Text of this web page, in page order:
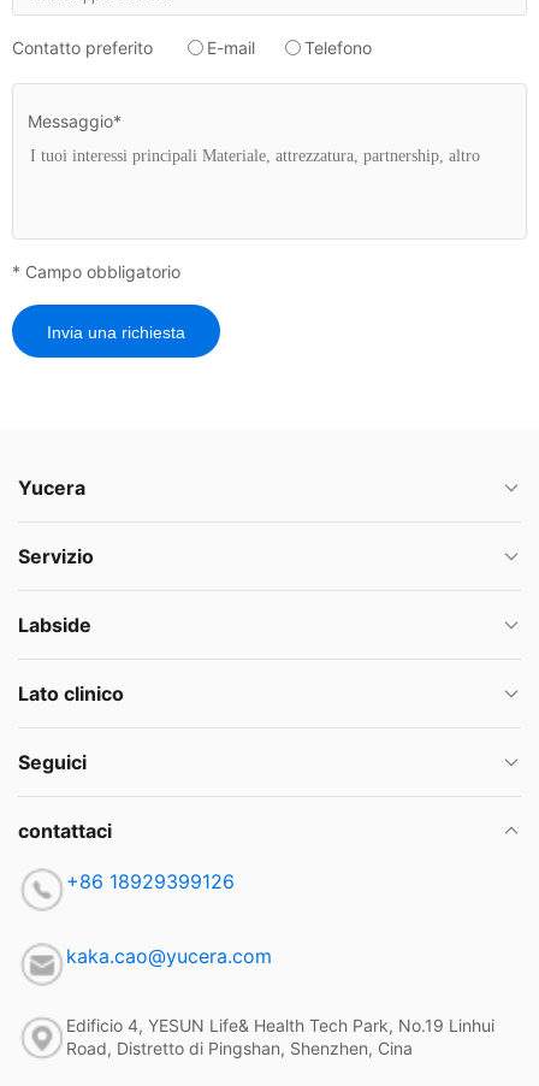
Contatto preferito E-mail Telefono
Messaggio*
* Campo obbligatorio
Invia una richiesta
Yucera
Servizio
Labside
Lato clinico
Seguici
contattaci
+86 18929399126
kaka.cao@yucera.com
Edificio 4, YESUN Life& Health Tech Park, No.19 Linhui
Road, Distretto di Pingshan, Shenzhen, Cina